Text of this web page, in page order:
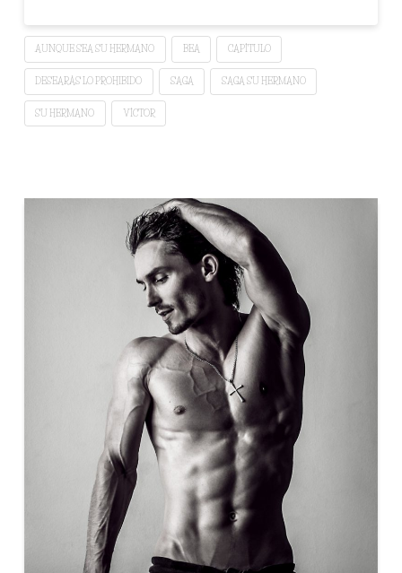
AUNQUE SEA SU HERMANO BEA CAPÍTULO
DESEARÁS LO PROHIBIDO SAGA SAGA SU HERMANO
SU HERMANO VÍCTOR